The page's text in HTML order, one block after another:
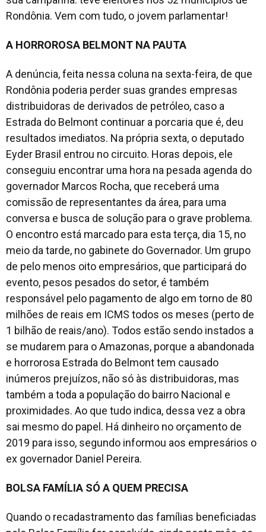
Rondônia. Vem com tudo, o jovem parlamentar!
A HORROROSA BELMONT NA PAUTA
A denúncia, feita nessa coluna na sexta-feira, de que
Rondônia poderia perder suas grandes empresas
distribuidoras de derivados de petróleo, caso a
Estrada do Belmont continuar a porcaria que é, deu
resultados imediatos. Na própria sexta, o deputado
Eyder Brasil entrou no circuito. Horas depois, ele
conseguiu encontrar uma hora na pesada agenda do
governador Marcos Rocha, que receberá uma
comissão de representantes da área, para uma
conversa e busca de solução para o grave problema.
O encontro está marcado para esta terça, dia 15, no
meio da tarde, no gabinete do Governador. Um grupo
de pelo menos oito empresários, que participará do
evento, pesos pesados do setor, é também
responsável pelo pagamento de algo em torno de 80
milhões de reais em ICMS todos os meses (perto de
1 bilhão de reais/ano). Todos estão sendo instados a
se mudarem para o Amazonas, porque a abandonada
e horrorosa Estrada do Belmont tem causado
inúmeros prejuízos, não só às distribuidoras, mas
também a toda a população do bairro Nacional e
proximidades. Ao que tudo indica, dessa vez a obra
sai mesmo do papel. Há dinheiro no orçamento de
2019 para isso, segundo informou aos empresários o
ex governador Daniel Pereira.
BOLSA FAMÍLIA SÓ A QUEM PRECISA
Quando o recadastramento das famílias beneficiadas